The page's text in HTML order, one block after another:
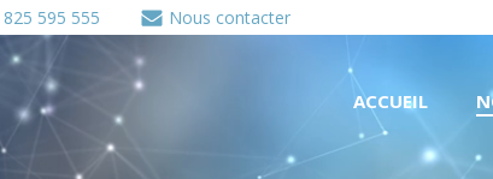
825 595 555 Nous contacter
ACCUEIL